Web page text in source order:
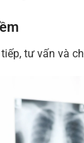
tư vấn và